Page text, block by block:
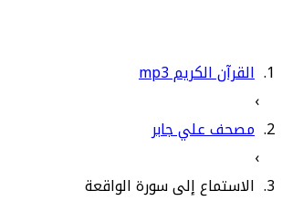
القرآن الكريم mp3
›
مصحف علي جابر
›
الاستماع إلى سورة الواقعة